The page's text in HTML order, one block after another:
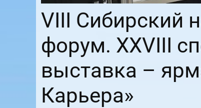
VIII Сибирский
форум. XXVIII
выставка –
Карьера»